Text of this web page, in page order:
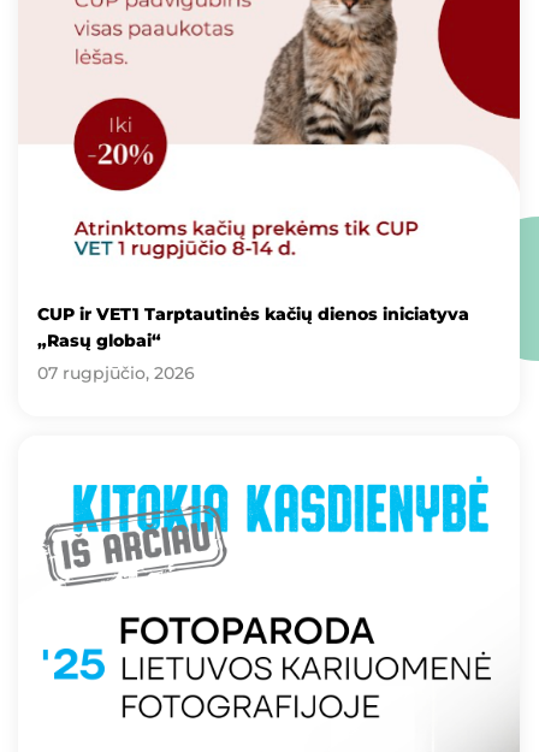
CUP ir VET1 Tarptautinės kačių dienos iniciatyva
„Rasų globai“
07 rugpjūčio, 2026